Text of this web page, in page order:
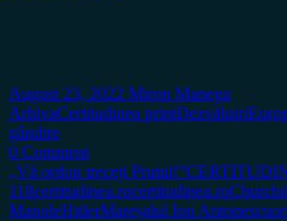
August 23, 2022 Miron Manega
ArhivaCertitudinea printDezvăluiri
gândire
0 Comment
„Vă ordon treceți Prutul!”
118certitudinea.rocertitudinea.ro
ManoleHitlerMareșalul Ion Antonescu